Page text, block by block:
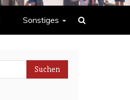
Sonstiges